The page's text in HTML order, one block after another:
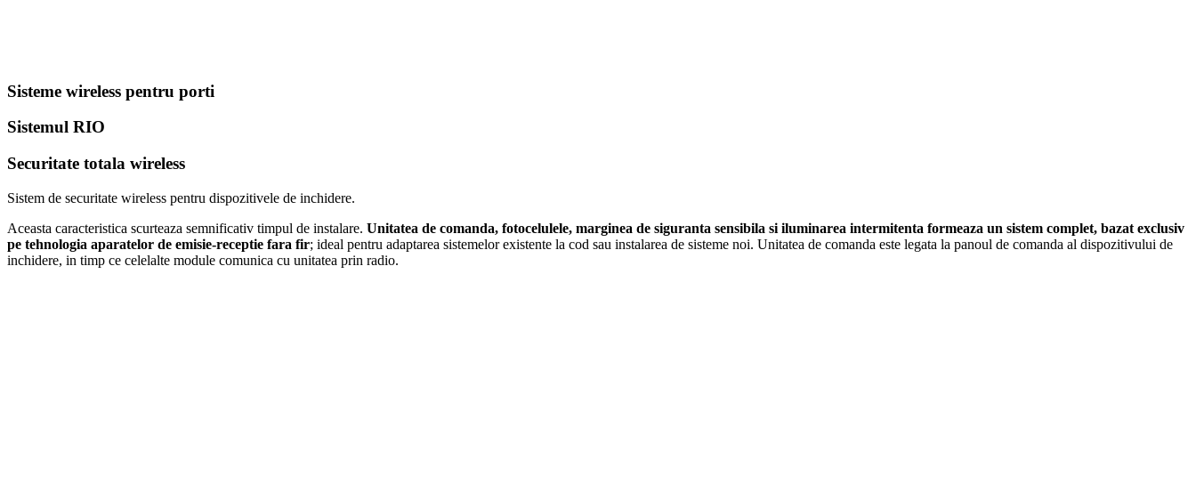
Sisteme wireless pentru porti
Sistemul RIO
Securitate totala wireless
Sistem de securitate wireless pentru dispozitivele de inchidere.
Aceasta caracteristica scurteaza semnificativ timpul de instalare. Unitatea de comanda, fotocelulele, marginea de siguranta sensibila si iluminarea intermitenta formeaza un sistem complet, bazat exclusiv
pe tehnologia aparatelor de emisie-receptie fara fir; ideal pentru adaptarea sistemelor existente la cod sau instalarea de sisteme noi. Unitatea de comanda este legata la panoul de comanda al dispozitivului de
inchidere, in timp ce celelalte module comunica cu unitatea prin radio.